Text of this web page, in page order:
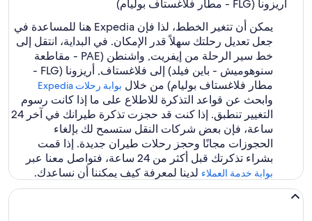
أريزونا (FLG - مطار فلاغستاف بوليام)
يمكن أن تتغير الخطط، لذا فإن Expedia هنا للمساعدة في
جعل تعديل رحلتك سهلاً قدر الإمكان. في البداية، انتقل إلى
خط سير الرحلة من إيفريت, واشنطن (PAE - مقاطعة
سنوهوميش - باين فيلد) إلى فلاغستاف, أريزونا (FLG -
مطار فلاغستاف بوليام) من خلال بوابة رحلات Expedia‏
وابحث عن قواعد التذكرة للاطلاع على ما إذا كانت رسوم
التغيير تنطبق. إذا كنت قد حجزت تذكرة طيرانك في آخر 24
ساعة، فإن بعض شركات النقل ستسمح لك بإلغاء
الحجوزات مجانًا وحجز رحلات طيران جديدة. إذا قمت
بشراء تذكرتك قبل أكثر من 24 ساعة، فتواصل معنا عبر
بوابة خدمة العملاء لدينا لمعرفة كيف يمكننا أن نساعدك.